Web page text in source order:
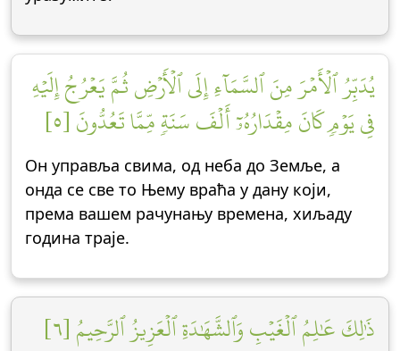
يُدَبِّرُ ٱلۡأَمۡرَ مِنَ ٱلسَّمَآءِ إِلَى ٱلۡأَرۡضِ ثُمَّ يَعۡرُجُ إِلَيۡهِ
فِي يَوۡمٖ كَانَ مِقۡدَارُهُۥٓ أَلۡفَ سَنَةٖ مِّمَّا تَعُدُّونَ [٥]
Он управља свима, од неба до Земље, а
онда се све то Њему враћа у дану који,
према вашем рачунању времена, хиљаду
година траје.
ذَٰلِكَ عَٰلِمُ ٱلۡغَيۡبِ وَٱلشَّهَٰدَةِ ٱلۡعَزِيزُ ٱلرَّحِيمُ [٦]